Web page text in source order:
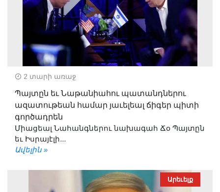
2 տարի առաջ
Պայտըն եւ Նաթանիահու պատանդներու
ազատութեան համար յաւելեալ ճիգեր պիտի
գործադրեն
Միացեալ Նահանգներու նախագահ Ճօ Պայտըն
եւ Իսրայէլի...
Ավելին »
Արեւելք